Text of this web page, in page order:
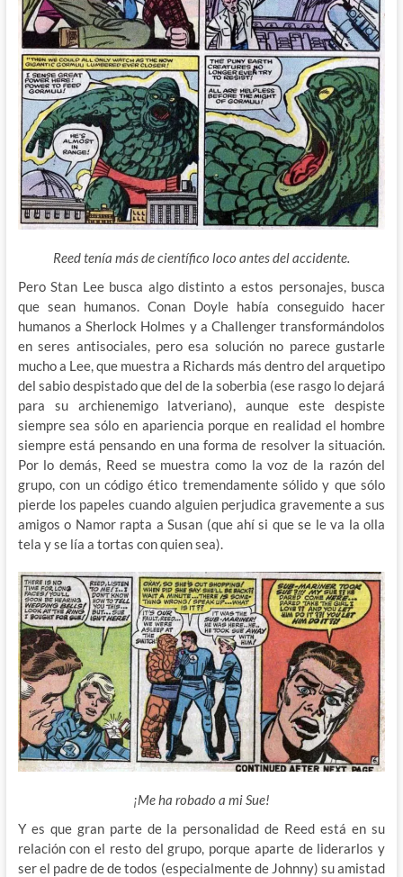
Reed tenía más de científico loco antes del accidente.
Pero Stan Lee busca algo distinto a estos personajes, busca
que sean humanos. Conan Doyle había conseguido hacer
humanos a Sherlock Holmes y a Challenger transformándolos
en seres antisociales, pero esa solución no parece gustarle
mucho a Lee, que muestra a Richards más dentro del arquetipo
del sabio despistado que del de la soberbia (ese rasgo lo dejará
para su archienemigo latveriano), aunque este despiste
siempre sea sólo en apariencia porque en realidad el hombre
siempre está pensando en una forma de resolver la situación.
Por lo demás, Reed se muestra como la voz de la razón del
grupo, con un código ético tremendamente sólido y que sólo
pierde los papeles cuando alguien perjudica gravemente a sus
amigos o Namor rapta a Susan (que ahí si que se le va la olla
tela y se lía a tortas con quien sea).
¡Me ha robado a mi Sue!
Y es que gran parte de la personalidad de Reed está en su
relación con el resto del grupo, porque aparte de liderarlos y
ser el padre de de todos (especialmente de Johnny) su amistad